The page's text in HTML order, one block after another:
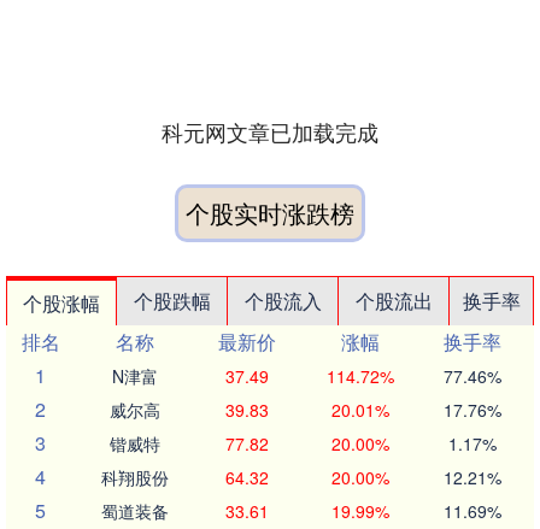
科元网文章已加载完成
个股实时涨跌榜
个股涨幅 个股跌幅 个股流入 个股流出
换手率
排名
名称 最新价 涨幅
换手率
1
N津富 37.49 114.72% 77.46%
2 威尔高 39.83 20.01% 17.76%
3 锴威特 77.82 20.00% 1.17%
4 科翔股份 64.32 20.00% 12.21%
5 蜀道装备 33.61 19.99% 11.69%